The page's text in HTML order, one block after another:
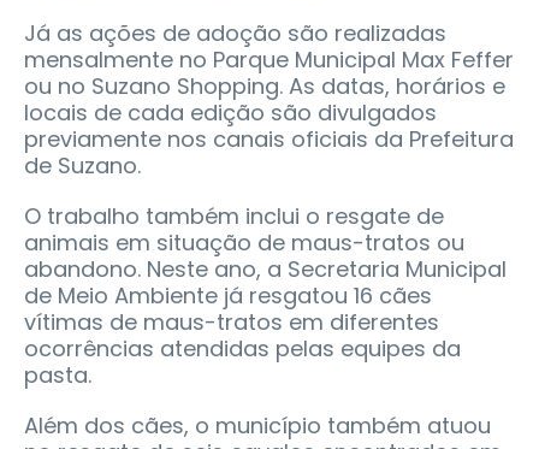
Já as ações de adoção são realizadas
mensalmente no Parque Municipal Max Feffer
ou no Suzano Shopping. As datas, horários e
locais de cada edição são divulgados
previamente nos canais oficiais da Prefeitura
de Suzano.
O trabalho também inclui o resgate de
animais em situação de maus-tratos ou
abandono. Neste ano, a Secretaria Municipal
de Meio Ambiente já resgatou 16 cães
vítimas de maus-tratos em diferentes
ocorrências atendidas pelas equipes da
pasta.
Além dos cães, o município também atuou